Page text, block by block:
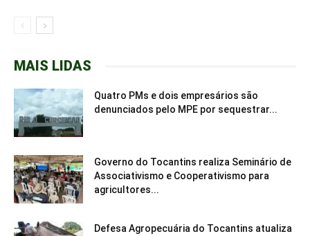
MAIS LIDAS
Quatro PMs e dois empresários são
denunciados pelo MPE por sequestrar...
Governo do Tocantins realiza Seminário de
Associativismo e Cooperativismo para
agricultores...
Defesa Agropecuária do Tocantins atualiza